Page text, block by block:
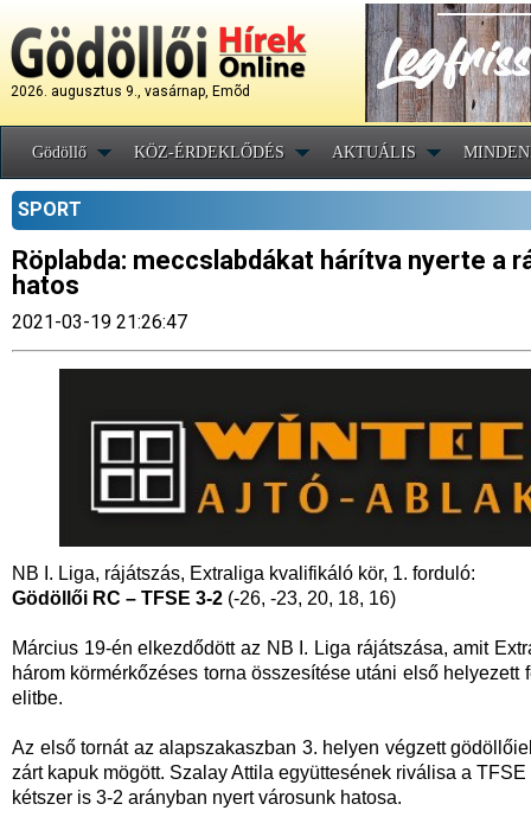
2026. augusztus 9., vasárnap, Emõd
Gödöllő KÖZ-ÉRDEKLŐDÉS AKTUÁLIS
SPORT
Röplabda: meccslabdákat hárítva nyerte a
hatos
2021-03-19 21:26:47
NB I. Liga, rájátszás, Extraliga kvalifikáló kör, 1. forduló:
Gödöllői RC – TFSE 3-2 (-26, -23, 20, 18, 16)
Március 19-én elkezdődött az NB I. Liga rájátszása, amit
három körmérkőzéses torna összesítése utáni első
elitbe.
Az első tornát az alapszakaszban 3. helyen végzett
zárt kapuk mögött. Szalay Attila együttesének riválisa a
kétszer is 3-2 arányban nyert városunk hatosa.